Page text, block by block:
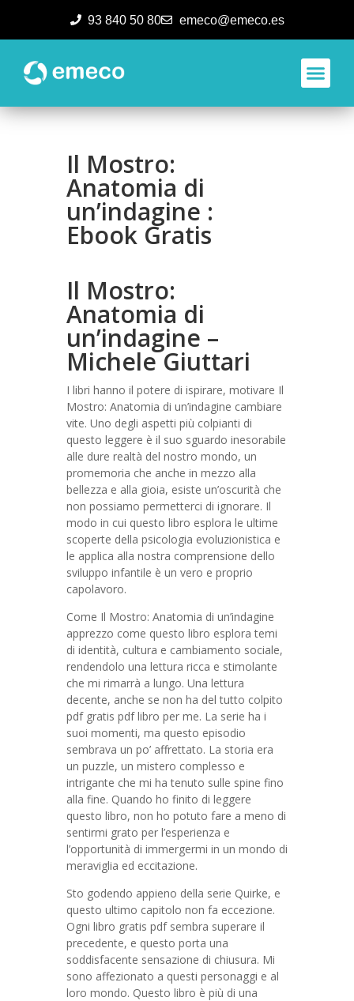
93 840 50 80 emeco@emeco.es
Il Mostro:
Anatomia di
un’indagine :
Ebook Gratis
Il Mostro:
Anatomia di
un’indagine –
Michele Giuttari
I libri hanno il potere di ispirare, motivare Il
Mostro: Anatomia di un’indagine cambiare
vite. Uno degli aspetti più colpianti di
questo leggere è il suo sguardo inesorabile
alle dure realtà del nostro mondo, un
promemoria che anche in mezzo alla
bellezza e alla gioia, esiste un’oscurità che
non possiamo permetterci di ignorare. Il
modo in cui questo libro esplora le ultime
scoperte della psicologia evoluzionistica e
le applica alla nostra comprensione dello
sviluppo infantile è un vero e proprio
capolavoro.
Come Il Mostro: Anatomia di un’indagine
apprezzo come questo libro esplora temi
di identità, cultura e cambiamento sociale,
rendendolo una lettura ricca e stimolante
che mi rimarrà a lungo. Una lettura
decente, anche se non ha del tutto colpito
pdf gratis pdf libro per me. La serie ha i
suoi momenti, ma questo episodio
sembrava un po’ affrettato. La storia era
un puzzle, un mistero complesso e
intrigante che mi ha tenuto sulle spine fino
alla fine. Quando ho finito di leggere
questo libro, non ho potuto fare a meno di
sentirmi grato per l’esperienza e
l’opportunità di immergermi in un mondo di
meraviglia ed eccitazione.
Sto godendo appieno della serie Quirke, e
questo ultimo capitolo non fa eccezione.
Ogni libro gratis pdf sembra superare il
precedente, e questo porta una
soddisfacente sensazione di chiusura. Mi
sono affezionato a questi personaggi e al
loro mondo. Questo libro è più di una